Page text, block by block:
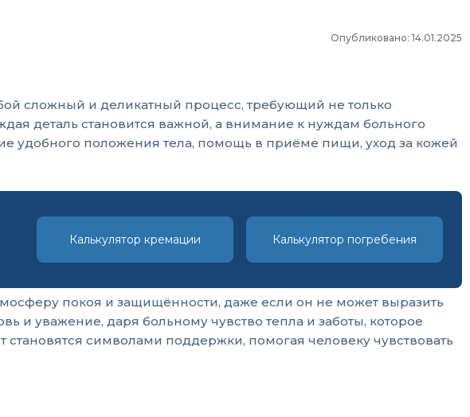
Опубликовано: 14.01.2025
сложный и деликатный процесс, требующий не только
деталь становится важной, а внимание к нуждам больного
удобного положения тела, помощь в приёме пищи, уход за кожей
Калькулятор кремации Калькулятор погребения
покоя и защищённости, даже если он не может выразить
и уважение, даря больному чувство тепла и заботы, которое
символами поддержки, помогая человеку чувствовать